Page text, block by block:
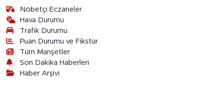
Nöbetçi Eczaneler
Hava Durumu
Trafik Durumu
Puan Durumu ve Fikstür
Tüm Manşetler
Son Dakika Haberleri
Haber Arşivi